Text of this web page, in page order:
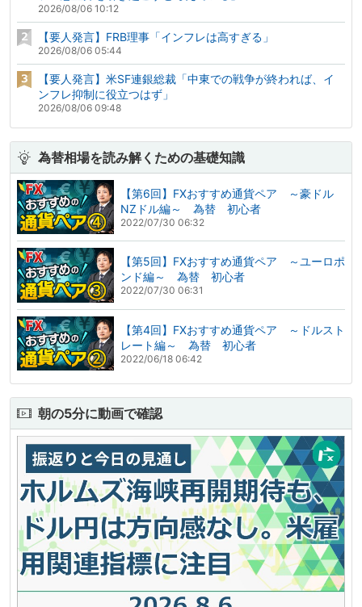
2026/08/06 10:12
【要人発言】FRB理事「インフレは高すぎる」
2026/08/06 05:44
【要人発言】米SF連銀総裁「中東での戦争が終われば、イ
ンフレ抑制に役立つはず」
2026/08/06 09:48
為替相場を読み解くための基礎知識
【第6回】FXおすすめ通貨ペア ～豪ドル
NZドル編～ 為替 初心者
2022/07/30 06:32
【第5回】FXおすすめ通貨ペア ～ユーロポ
ンド編～ 為替 初心者
2022/07/30 06:31
【第4回】FXおすすめ通貨ペア ～ドルスト
レート編～ 為替 初心者
2022/06/18 06:42
朝の5分に動画で確認